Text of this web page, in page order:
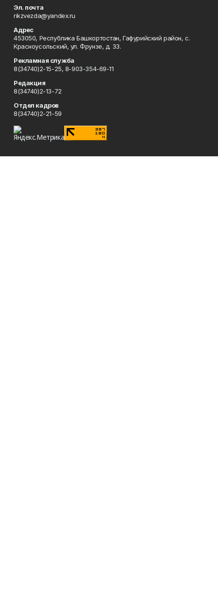
Эл. почта
rikzvezda@yandex.ru
Адрес
453050, Республика Башкортостан, Гафурийский район, с.
Красноусольский, ул. Фрунзе, д. 33.
Рекламная служба
8(34740)2-15-25, 8-903-354-69-11
Редакция
8(34740)2-13-72
Отдел кадров
8(34740)2-21-59